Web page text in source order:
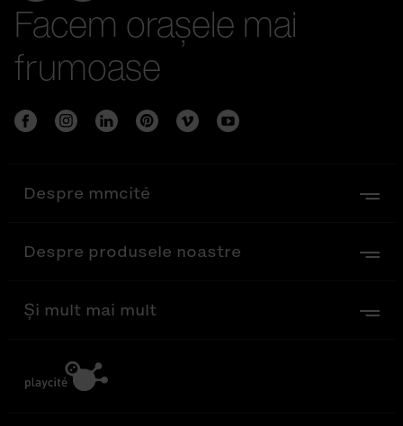
Facem orașele mai
frumoase
Despre mmcité
Despre produsele noastre
Și mult mai mult